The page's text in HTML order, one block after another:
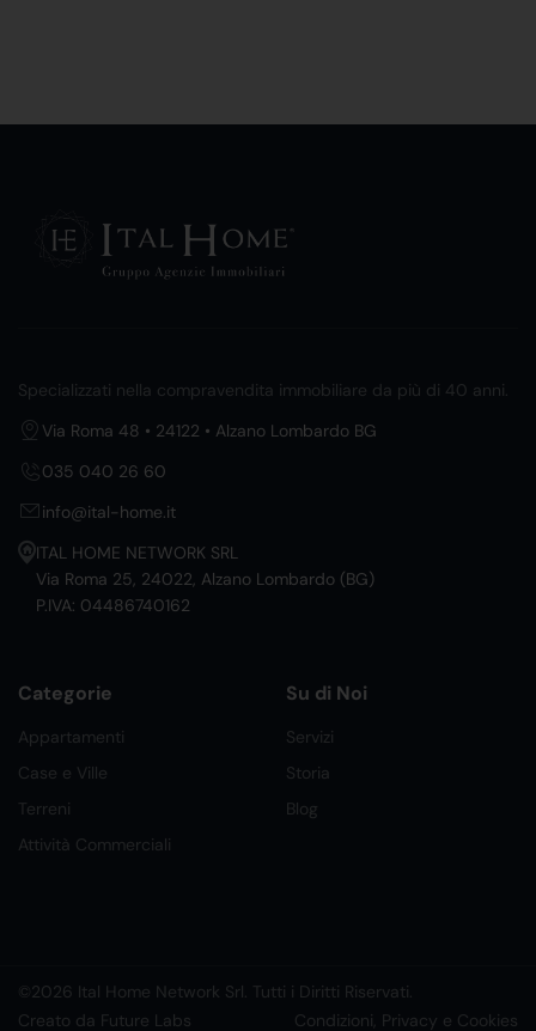
Specializzati nella compravendita immobiliare da più di 40 anni.
Via Roma 48 • 24122 • Alzano Lombardo BG
035 040 26 60
info@ital-home.it
ITAL HOME NETWORK SRL
Via Roma 25, 24022, Alzano Lombardo (BG)
P.IVA: 04486740162
Categorie
Appartamenti
Case e Ville
Terreni
Attività Commerciali
Su di Noi
Servizi
Storia
Blog
©2026 Ital Home Network Srl. Tutti i Diritti Riservati.
Creato da Future Labs
Condizioni, Privacy e Cookies